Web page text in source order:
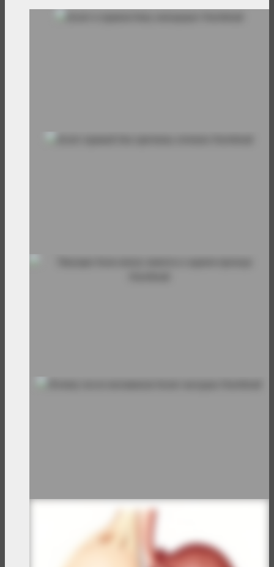
Болит бок
Болит бок
Боль внизу живота
Болит желудок
Почему после витаминов болит желудок